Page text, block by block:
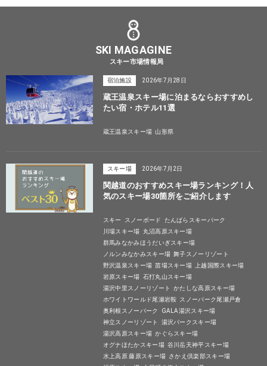
SKI MAGAGINE
スキー市場情報局
宿泊施設 2026年7月28日
蔵王温泉スキー場に泊まるならおすすめし
たい宿・ホテル11選
蔵王温泉スキー場 山形県
スキー場 2026年7月2日
関越道のおすすめスキー場ランキング！人
気のスキー場30箇所をご紹介します
スキー スノーボード
たんばらスキーパーク
川場スキー場
丸沼高原スキー場
群馬みなかみほうだいぎスキー場
ノルンみなかみスキー場 舞子スノーリゾート
野沢温泉スキー場 苗場スキー場
上越国際スキー場
岩原スキー場 石打丸山スキー場
湯沢中里スノーリゾート
かたしな高原スキー場
ホワイトワールド尾瀬岩鞍 スノーパーク尾瀬戸倉
奥利根スノーパーク
GALA湯沢スキー場
神立スノーリゾート
湯沢パークスキー場
湯沢高原スキー場 かぐらスキー場
オグナほたかスキー場 谷川岳天神平スキー場
水上高原 藤原スキー場 さかえ倶楽部スキー場